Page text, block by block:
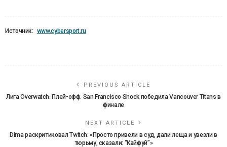
Источник: www.cybersport.ru
PREVIOUS ARTICLE
Лига Overwatch. Плей-офф. San Francisco Shock победила Vancouver Titans в
финале
NEXT ARTICLE
Dima раскритиковал Twitch: «Просто привели в суд, дали леща и увезли в
тюрьму, сказали: “Кайфуй”»